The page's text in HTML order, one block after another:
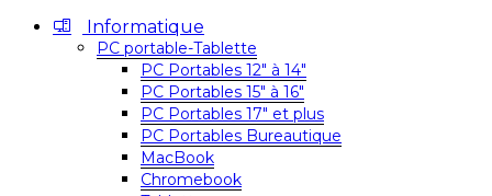
Informatique
PC portable-Tablette
PC Portables 12″ à 14″
PC Portables 15″ à 16″
PC Portables 17″ et plus
PC Portables Bureautique
MacBook
Chromebook